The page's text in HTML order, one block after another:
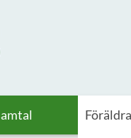
barnhälsovård